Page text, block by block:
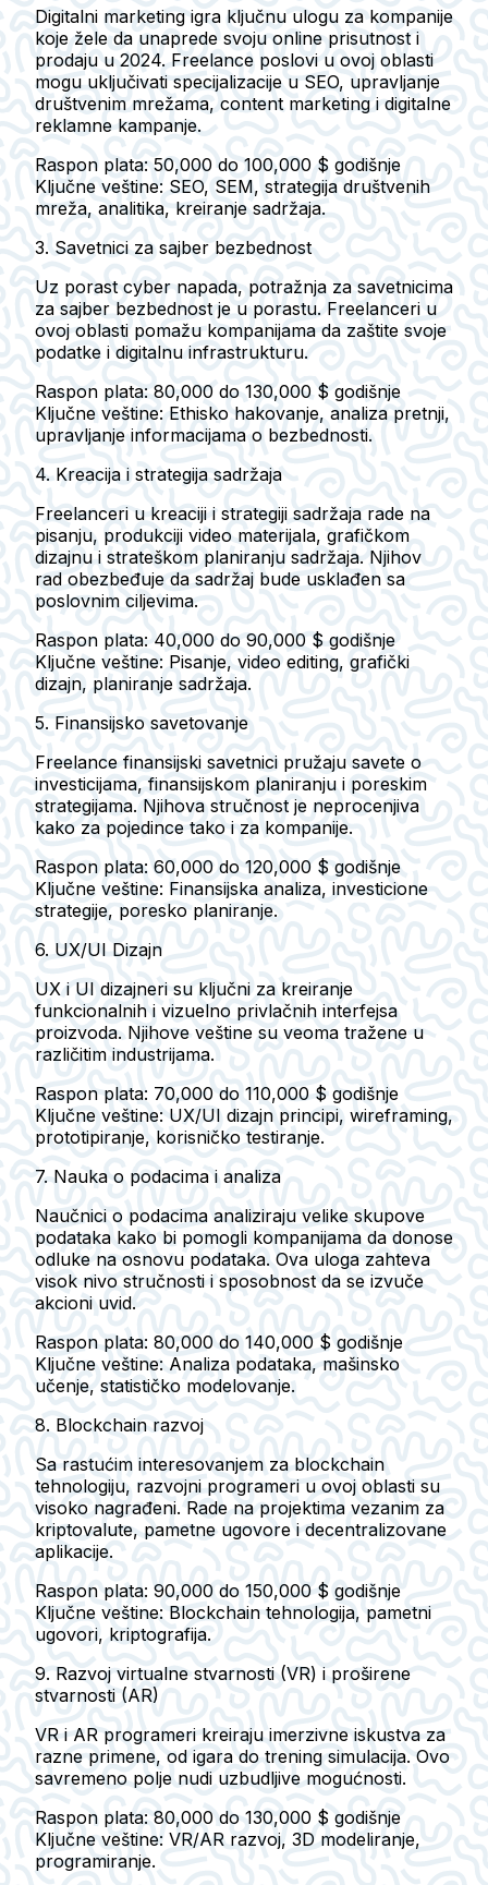
Digitalni marketing igra ključnu ulogu za kompanije
koje žele da unaprede svoju online prisutnost i
prodaju u 2024. Freelance poslovi u ovoj oblasti
mogu uključivati specijalizacije u SEO, upravljanje
društvenim mrežama, content marketing i digitalne
reklamne kampanje.
Raspon plata: 50,000 do 100,000 $ godišnje
Ključne veštine: SEO, SEM, strategija društvenih
mreža, analitika, kreiranje sadržaja.
3. Savetnici za sajber bezbednost
Uz porast cyber napada, potražnja za savetnicima
za sajber bezbednost je u porastu. Freelanceri u
ovoj oblasti pomažu kompanijama da zaštite svoje
podatke i digitalnu infrastrukturu.
Raspon plata: 80,000 do 130,000 $ godišnje
Ključne veštine: Ethisko hakovanje, analiza pretnji,
upravljanje informacijama o bezbednosti.
4. Kreacija i strategija sadržaja
Freelanceri u kreaciji i strategiji sadržaja rade na
pisanju, produkciji video materijala, grafičkom
dizajnu i strateškom planiranju sadržaja. Njihov
rad obezbeđuje da sadržaj bude usklađen sa
poslovnim ciljevima.
Raspon plata: 40,000 do 90,000 $ godišnje
Ključne veštine: Pisanje, video editing, grafički
dizajn, planiranje sadržaja.
5. Finansijsko savetovanje
Freelance finansijski savetnici pružaju savete o
investicijama, finansijskom planiranju i poreskim
strategijama. Njihova stručnost je neprocenjiva
kako za pojedince tako i za kompanije.
Raspon plata: 60,000 do 120,000 $ godišnje
Ključne veštine: Finansijska analiza, investicione
strategije, poresko planiranje.
6. UX/UI Dizajn
UX i UI dizajneri su ključni za kreiranje
funkcionalnih i vizuelno privlačnih interfejsa
proizvoda. Njihove veštine su veoma tražene u
različitim industrijama.
Raspon plata: 70,000 do 110,000 $ godišnje
Ključne veštine: UX/UI dizajn principi, wireframing,
prototipiranje, korisničko testiranje.
7. Nauka o podacima i analiza
Naučnici o podacima analiziraju velike skupove
podataka kako bi pomogli kompanijama da donose
odluke na osnovu podataka. Ova uloga zahteva
visok nivo stručnosti i sposobnost da se izvuče
akcioni uvid.
Raspon plata: 80,000 do 140,000 $ godišnje
Ključne veštine: Analiza podataka, mašinsko
učenje, statističko modelovanje.
8. Blockchain razvoj
Sa rastućim interesovanjem za blockchain
tehnologiju, razvojni programeri u ovoj oblasti su
visoko nagrađeni. Rade na projektima vezanim za
kriptovalute, pametne ugovore i decentralizovane
aplikacije.
Raspon plata: 90,000 do 150,000 $ godišnje
Ključne veštine: Blockchain tehnologija, pametni
ugovori, kriptografija.
9. Razvoj virtualne stvarnosti (VR) i proširene
stvarnosti (AR)
VR i AR programeri kreiraju imerzivne iskustva za
razne primene, od igara do trening simulacija. Ovo
savremeno polje nudi uzbudljive mogućnosti.
Raspon plata: 80,000 do 130,000 $ godišnje
Ključne veštine: VR/AR razvoj, 3D modeliranje,
programiranje.